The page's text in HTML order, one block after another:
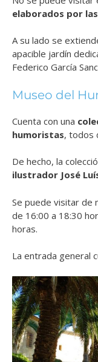
elaborados por
A su lado se
apacible jardín
Federico García
Museo del
Cuenta con una
humoristas, todos
De hecho, la
ilustrador José
Se puede visitar de
de 16:00 a 18:30
horas.
La entrada general